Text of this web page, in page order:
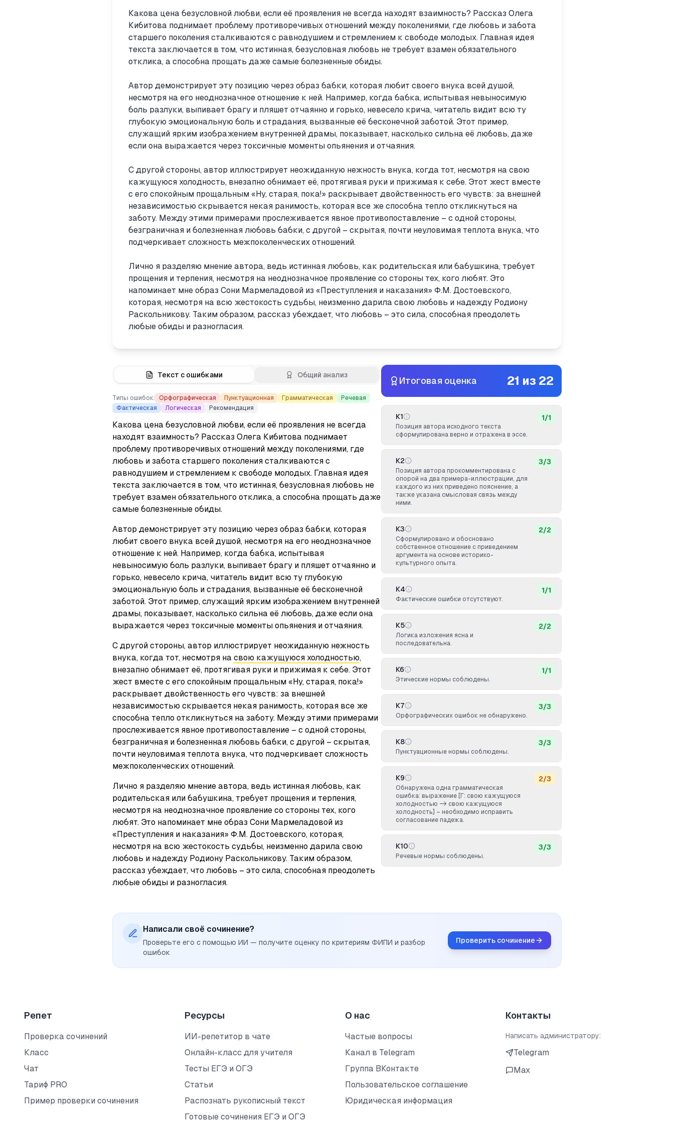
Какова цена безусловной любви, если её проявления не всегда находят взаимность? Рассказ Олега
Кибитова поднимает проблему противоречивых отношений между поколениями, где любовь и забота
старшего поколения сталкиваются с равнодушием и стремлением к свободе молодых. Главная идея
текста заключается в том, что истинная, безусловная любовь не требует взамен обязательного
отклика, а способна прощать даже самые болезненные обиды.
Автор демонстрирует эту позицию через образ бабки, которая любит своего внука всей душой,
несмотря на его неоднозначное отношение к ней. Например, когда бабка, испытывая невыносимую
боль разлуки, выпивает брагу и пляшет отчаянно и горько, невесело крича, читатель видит всю ту
глубокую эмоциональную боль и страдания, вызванные её бесконечной заботой. Этот пример,
служащий ярким изображением внутренней драмы, показывает, насколько сильна её любовь, даже
если она выражается через токсичные моменты опьянения и отчаяния.
С другой стороны, автор иллюстрирует неожиданную нежность внука, когда тот, несмотря на свою
кажущуюся холодность, внезапно обнимает её, протягивая руки и прижимая к себе. Этот жест вместе
с его спокойным прощальным «Ну, старая, пока!» раскрывает двойственность его чувств: за внешней
независимостью скрывается некая ранимость, которая все же способна тепло откликнуться на
заботу. Между этими примерами прослеживается явное противопоставление – с одной стороны,
безграничная и болезненная любовь бабки, с другой – скрытая, почти неуловимая теплота внука, что
подчеркивает сложность межпоколенческих отношений.
Лично я разделяю мнение автора, ведь истинная любовь, как родительская или бабушкина, требует
прощения и терпения, несмотря на неоднозначное проявление со стороны тех, кого любят. Это
напоминает мне образ Сони Мармеладовой из «Преступления и наказания» Ф.М. Достоевского,
которая, несмотря на всю жестокость судьбы, неизменно дарила свою любовь и надежду Родиону
Раскольникову. Таким образом, рассказ убеждает, что любовь – это сила, способная преодолеть
любые обиды и разногласия.
Текст с ошибками Общий анализ
Типы ошибок: Орфографическая Пунктуационная Грамматическая
Речевая
Фактическая
Логическая Рекомендация
Какова цена безусловной любви, если её проявления не всегда
находят взаимность? Рассказ Олега Кибитова поднимает
проблему противоречивых отношений между поколениями, где
любовь и забота старшего поколения сталкиваются с
равнодушием и стремлением к свободе молодых. Главная идея
текста заключается в том, что истинная, безусловная любовь не
требует взамен обязательного отклика, а способна прощать даже
самые болезненные обиды.
Автор демонстрирует эту позицию через образ бабки, которая
любит своего внука всей душой, несмотря на его неоднозначное
отношение к ней. Например, когда бабка, испытывая
невыносимую боль разлуки, выпивает брагу и пляшет отчаянно и
горько, невесело крича, читатель видит всю ту глубокую
эмоциональную боль и страдания, вызванные её бесконечной
заботой. Этот пример, служащий ярким изображением внутренней
драмы, показывает, насколько сильна её любовь, даже если она
выражается через токсичные моменты опьянения и отчаяния.
С другой стороны, автор иллюстрирует неожиданную нежность
внука, когда тот, несмотря на свою кажущуюся холодностью,
внезапно обнимает её, протягивая руки и прижимая к себе. Этот
жест вместе с его спокойным прощальным «Ну, старая, пока!»
раскрывает двойственность его чувств: за внешней
независимостью скрывается некая ранимость, которая все же
способна тепло откликнуться на заботу. Между этими примерами
прослеживается явное противопоставление – с одной стороны,
безграничная и болезненная любовь бабки, с другой – скрытая,
почти неуловимая теплота внука, что подчеркивает сложность
межпоколенческих отношений.
Лично я разделяю мнение автора, ведь истинная любовь, как
родительская или бабушкина, требует прощения и терпения,
несмотря на неоднозначное проявление со стороны тех, кого
любят. Это напоминает мне образ Сони Мармеладовой из
«Преступления и наказания» Ф.М. Достоевского, которая,
несмотря на всю жестокость судьбы, неизменно дарила свою
любовь и надежду Родиону Раскольникову. Таким образом,
рассказ убеждает, что любовь – это сила, способная преодолеть
любые обиды и разногласия.
Итоговая оценка 21 из 22
К1
Позиция автора исходного текста
сформулирована верно и отражена в эссе.
1/1
К2
Позиция автора прокомментирована с
опорой на два примера-иллюстрации, для
каждого из них приведено пояснение, а
также указана смысловая связь между
ними.
3/3
К3
Сформулировано и обосновано
собственное отношение с приведением
аргумента на основе историко-
культурного опыта.
2/2
К4
Фактические ошибки отсутствуют.
1/1
К5
Логика изложения ясна и
последовательна.
2/2
К6
Этические нормы соблюдены.
1/1
К7
Орфографических ошибок не обнаружено.
3/3
К8
Пунктуационные нормы соблюдены.
3/3
К9
Обнаружена одна грамматическая
ошибка: выражение [Г: свою кажущуюся
холодностью -> свою кажущуюся
холодность] – необходимо исправить
согласование падежа.
2/3
К10
Речевые нормы соблюдены.
3/3
Написали своё сочинение?
Проверьте его с помощью ИИ — получите оценку по критериям ФИПИ и разбор
ошибок
Проверить сочинение
Репет
Проверка сочинений
Класс
Чат
Тариф PRO
Пример проверки сочинения
Ресурсы
ИИ-репетитор в чате
Онлайн-класс для учителя
Тесты ЕГЭ и ОГЭ
Статьи
Распознать рукописный текст
Готовые сочинения ЕГЭ и ОГЭ
О нас
Частые вопросы
Канал в Telegram
Группа ВКонтакте
Пользовательское соглашение
Юридическая информация
Контакты
Написать администратору:
Telegram
Max